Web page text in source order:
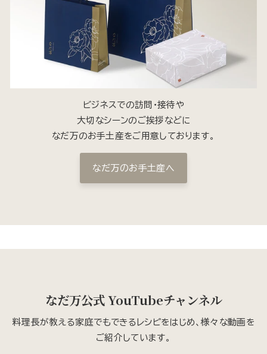
ビジネスでの訪問・接待や
大切なシーンのご挨拶などに
なだ万のお手土産をご用意しております。
なだ万のお手土産へ
なだ万公式 YouTubeチャンネル
料理長が教える家庭でもできるレシピをはじめ、様々な動画を
ご紹介しています。